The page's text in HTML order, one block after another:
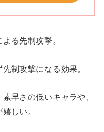
る先制攻撃。
制攻撃になる効果。
早さの低いキャラや、
しい。